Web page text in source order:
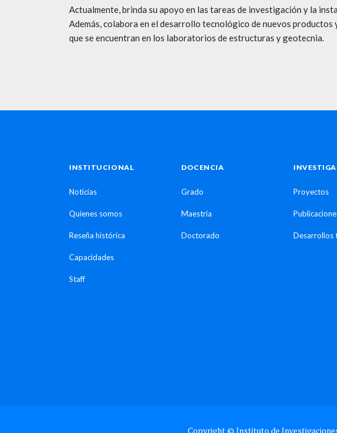
Actualmente, brinda su apoyo en las tareas de investigación y la
Además, colabora en el desarrollo tecnológico de nuevos productos
que se encuentran en los laboratorios de estructuras y geotecnia.
INSTITUCIONAL
Noticias
Quienes somos
Reseña histórica
Capacidades
Staff
DOCENCIA
Grado
Maestría
Doctorado
Proyectos
Desarrollos
Copyright © Instituto de